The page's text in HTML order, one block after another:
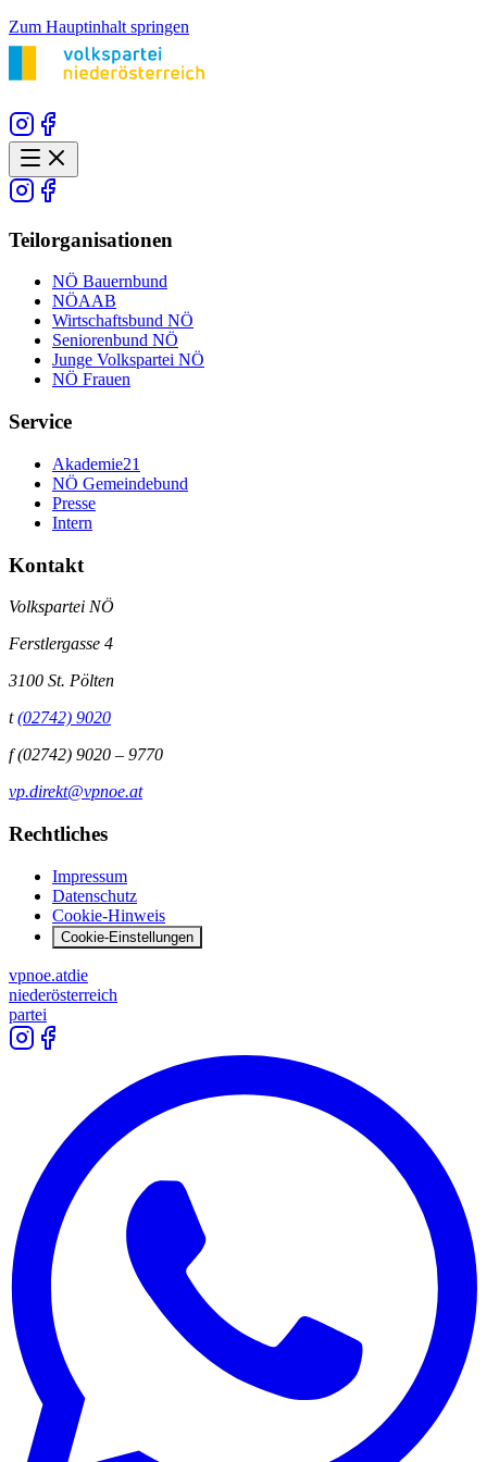
Zum Hauptinhalt springen
Teilorganisationen
NÖ Bauernbund
NÖAAB
Wirtschaftsbund NÖ
Seniorenbund NÖ
Junge Volkspartei NÖ
NÖ Frauen
Service
Akademie21
NÖ Gemeindebund
Presse
Intern
Kontakt
Volkspartei NÖ
Ferstlergasse 4
3100 St. Pölten
t (02742) 9020
f (02742) 9020 – 9770
vp.direkt@vpnoe.at
Rechtliches
Impressum
Datenschutz
Cookie-Hinweis
Cookie-Einstellungen
vpnoe.atdie
niederösterreich
partei